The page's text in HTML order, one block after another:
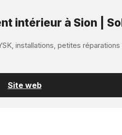
intérieur à Sion |
installations, petites
Site web